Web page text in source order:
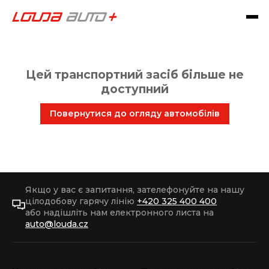
Цей транспортний засіб більше не
доступний
Повернутися до огляду автомобілів
Якщо у вас є запитання, зателефонуйте на нашу
цілодобову гарячу лінію +420 325 400 400
або надішліть нам електронного листа на
auto@louda.cz